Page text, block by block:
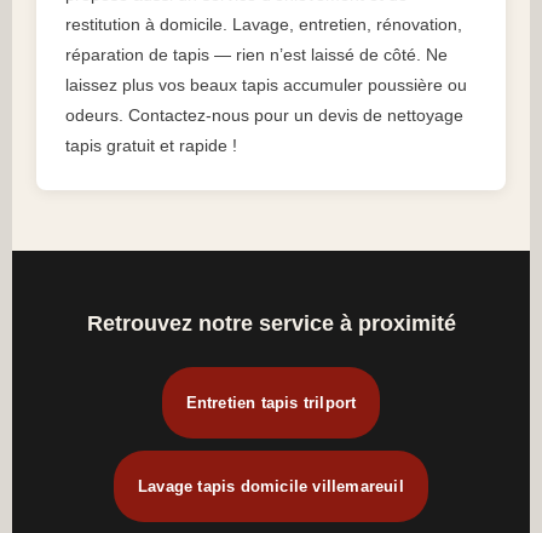
restitution à domicile. Lavage, entretien, rénovation,
réparation de tapis — rien n’est laissé de côté. Ne
laissez plus vos beaux tapis accumuler poussière ou
odeurs. Contactez-nous pour un devis de nettoyage
tapis gratuit et rapide !
Retrouvez notre service à proximité
Entretien tapis trilport
Lavage tapis domicile villemareuil